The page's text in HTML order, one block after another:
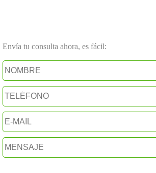
Envía tu consulta ahora, es fácil: